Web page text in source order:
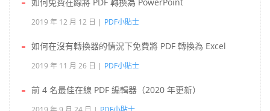
2019 年 12 月 12 日 PDF小貼士
如何在沒有轉換器的情況下免費將 PDF 轉換為 Excel
2019 年 11 月 26 日 PDF小貼士
前 4 名最佳在線 PDF 編輯器（2020 年更新）